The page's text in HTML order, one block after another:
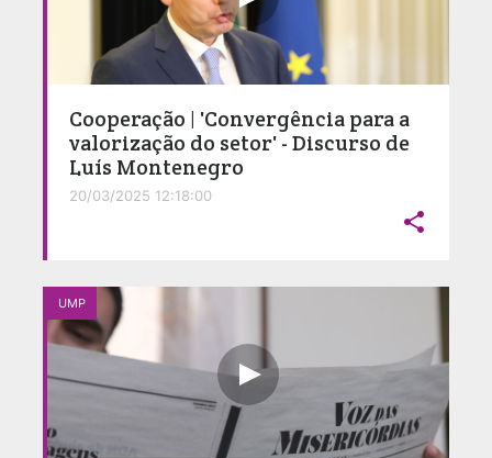
Cooperação | 'Convergência para a
valorização do setor' - Discurso de
Luís Montenegro
20/03/2025 12:18:00

UMP